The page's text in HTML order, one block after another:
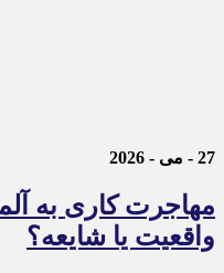
27 - می - 2026
مهاجرت کاری به
واقعیت یا شایعه؟